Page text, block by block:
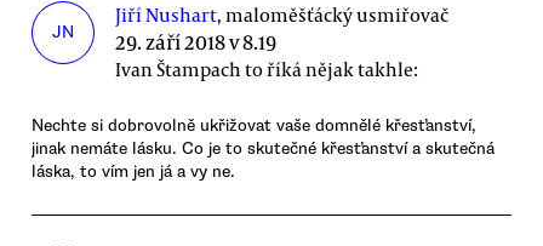
JN
Jiří Nushart, maloměšťácký usmiřovač
29. září 2018 v 8.19
Ivan Štampach to říká nějak takhle:
Nechte si dobrovolně ukřižovat vaše domnělé křesťanství,
jinak nemáte lásku. Co je to skutečné křesťanství a skutečná
láska, to vím jen já a vy ne.